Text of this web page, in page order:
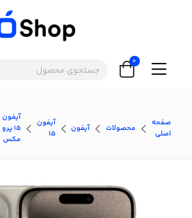
صفحه
اصلی
محصولات آیفون
آیفون
۱۵
آیفون
۱۵ پرو
مکس
0